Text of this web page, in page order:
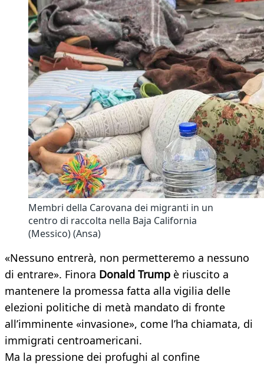
Membri della Carovana dei migranti in un
centro di raccolta nella Baja California
(Messico) (Ansa)
«Nessuno entrerà, non permetteremo a nessuno
di entrare». Finora Donald Trump è riuscito a
mantenere la promessa fatta alla vigilia delle
elezioni politiche di metà mandato di fronte
all’imminente «invasione», come l’ha chiamata, di
immigrati centroamericani.
Ma la pressione dei profughi al confine